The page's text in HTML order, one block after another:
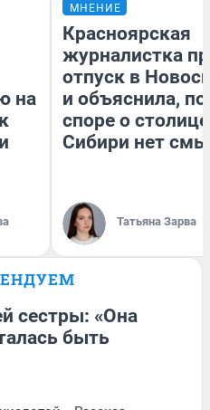
на
МНЕНИЕ
Красноярская
журналистка
отпуск в
и объяснила,
споре о столице
Сибири нет
Татьяна Зарва
сестры: «Она
быть